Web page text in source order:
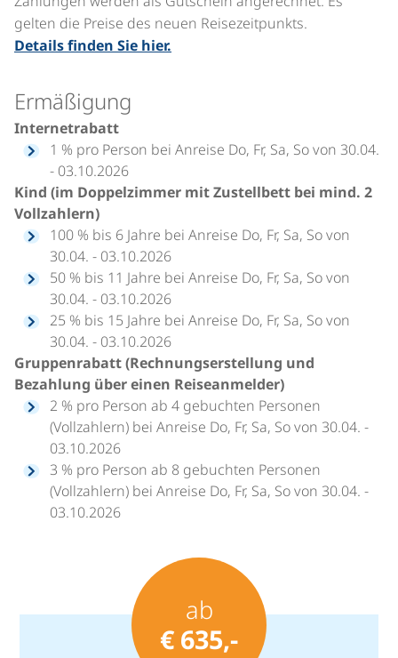
gelten die Preise des neuen Reisezeitpunkts.
Details finden Sie hier.
Ermäßigung
Internetrabatt
1 % pro Person bei Anreise Do, Fr, Sa, So von 30.04.
- 03.10.2026
Kind (im Doppelzimmer mit Zustellbett bei mind. 2
Vollzahlern)
100 % bis 6 Jahre bei Anreise Do, Fr, Sa, So von
30.04. - 03.10.2026
50 % bis 11 Jahre bei Anreise Do, Fr, Sa, So von
30.04. - 03.10.2026
25 % bis 15 Jahre bei Anreise Do, Fr, Sa, So von
30.04. - 03.10.2026
Gruppenrabatt (Rechnungserstellung und
Bezahlung über einen Reiseanmelder)
2 % pro Person ab 4 gebuchten Personen
(Vollzahlern) bei Anreise Do, Fr, Sa, So von 30.04. -
03.10.2026
3 % pro Person ab 8 gebuchten Personen
(Vollzahlern) bei Anreise Do, Fr, Sa, So von 30.04. -
03.10.2026
ab
€ 635,-